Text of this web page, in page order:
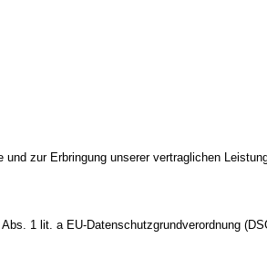
machen sollen. Bringen Sie ihnen auch
Sie Ihren Kindern auch, dass sie sich nicht mit
wissen zu lassen, dass es Sie unverzüglich
stößt.
zur Erbringung unserer vertraglichen
1 lit. a EU-Datenschutzgrundverordnung